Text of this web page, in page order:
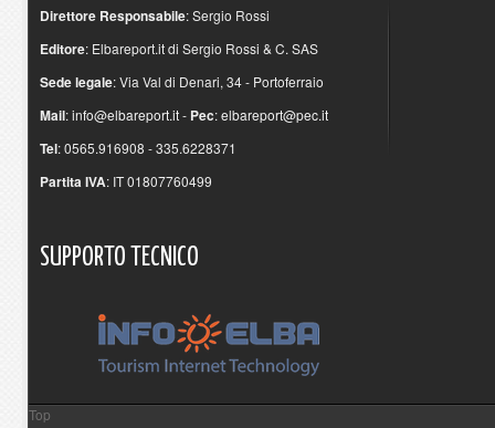
Direttore Responsabile: Sergio Rossi
Editore: Elbareport.it di Sergio Rossi & C. SAS
Sede legale: Via Val di Denari, 34 - Portoferraio
Mail:info@elbareport.it- Pec:elbareport@pec.it
Tel: 0565.916908 - 335.6228371
Partita IVA: IT 01807760499
SUPPORTO TECNICO
Top